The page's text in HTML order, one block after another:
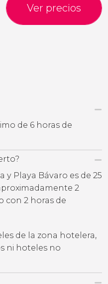
Ver precios
de 6 horas de
Playa Bávaro es de 25
2
con 2 horas de
de la zona hotelera,
ni hoteles no